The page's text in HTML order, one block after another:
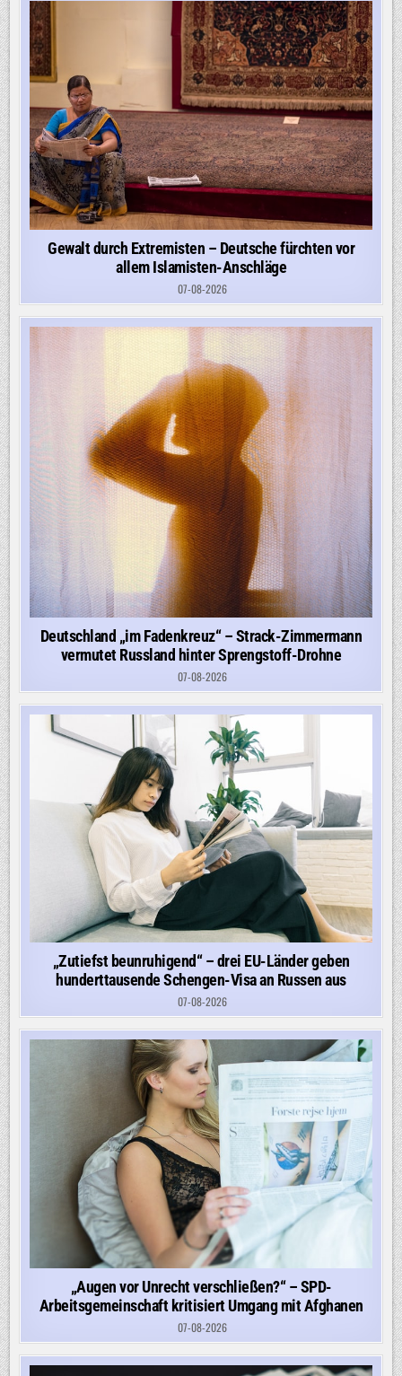
Gewalt durch Extremisten – Deutsche fürchten vor
allem Islamisten-Anschläge
07-08-2026
Deutschland „im Fadenkreuz“ – Strack-Zimmermann
vermutet Russland hinter Sprengstoff-Drohne
07-08-2026
„Zutiefst beunruhigend“ – drei EU-Länder geben
hunderttausende Schengen-Visa an Russen aus
07-08-2026
„Augen vor Unrecht verschließen?“ – SPD-
Arbeitsgemeinschaft kritisiert Umgang mit Afghanen
07-08-2026